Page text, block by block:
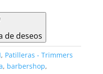
de deseos
, Patilleras - Trimmers
, barbershop,